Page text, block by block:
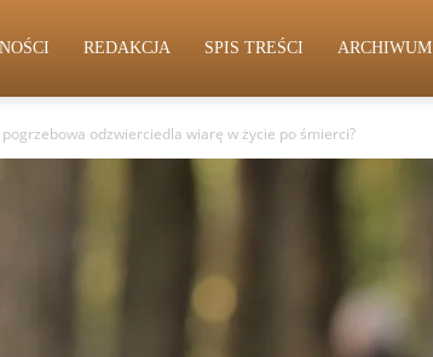
REDAKCJA SPIS TREŚCI ARCHIWUM
pogrzebowa odzwierciedla wiarę w życie po śmierci?